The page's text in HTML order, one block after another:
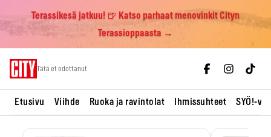
Terassikesä jatkuu! 🍺 Katso parhaat menovinkit Cityn
Terassioppaasta →
Tätä et odottanut
Etusivu Viihde Ruoka ja ravintolat Ihmissuhteet SYÖ!-